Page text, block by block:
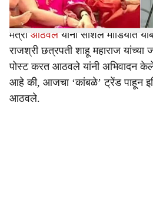
मंत्री आठवले यांनी सोशल मीडियात
राजश्री छत्रपती शाहू महाराज यांच्या
पोस्ट करत आठवले यांनी अभिवादन
आहे की, आजचा ‘कांबळे’ ट्रेंड पाहून
आठवले.